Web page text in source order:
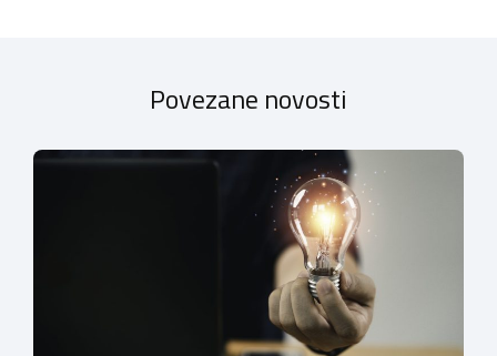
Povezane novosti